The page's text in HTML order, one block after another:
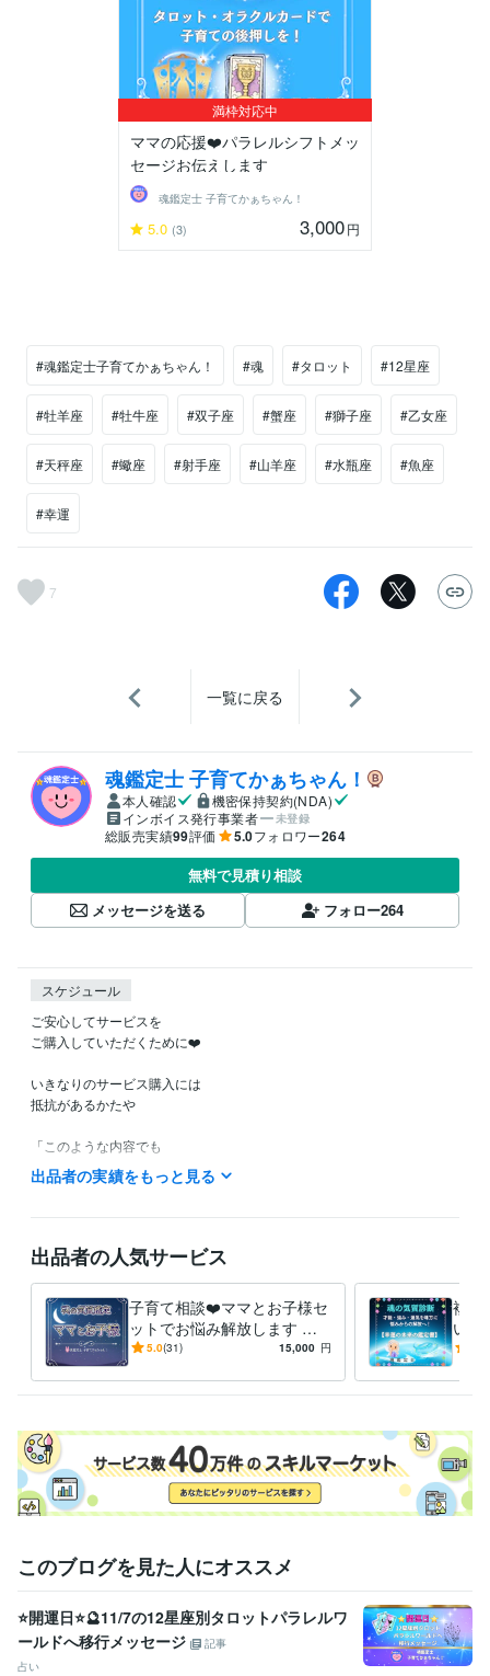
満枠対応中
ママの応援❤️パラレルシフトメッ
セージお伝えします
魂鑑定士 子育てかぁちゃん！
5.0 (3) 3,000円
#魂鑑定士子育てかぁちゃん！ #魂 #タロット #12星座
#牡羊座 #牡牛座 #双子座 #蟹座 #獅子座 #乙女座
#天秤座 #蠍座 #射手座 #山羊座 #水瓶座 #魚座
#幸運
7
一覧に戻る
魂鑑定士 子育てかぁちゃん！
本人確認
機密保持契約(NDA)
インボイス発行事業者
未登録
総販売実績99評価 5.0フォロワー264
無料で見積り相談
メッセージを送る
フォロー264
スケジュール
ご安心してサービスを
ご購入していただくために❤️
いきなりのサービス購入には
抵抗があるかたや
「このような内容でも
鑑定してもらえるのかなぁ？」など
お気軽に
ホーム画面の「メッセージ」
のところから
お問い合わせください。
こちらから
返信させていただきまして
させていただきます❤️
ご納得いただけましたら
サービスのご購入のお手続きを
お願いいたします(*^^*)
ご相談や鑑定を
お受けいただいた後に
感じていただけますよう
鑑定書を作成しております。
出品者の実績をもっと見る
出品者の人気サービス
子育て相談❤️ママとお子様セ
ットでお悩み解放します 親
子の「魂の気質」から読み解
5.0(31) 15,000 円
複数
いる
の
めに
このブログを見た人にオススメ
⭐開運日⭐🔮11/7の12星座別タロットパラレルワ
ールドへ移行メッセージ
記事
占い